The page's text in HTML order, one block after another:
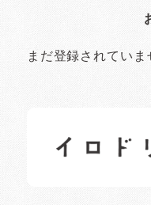
まだ登録されていま
日常の様子など随時更新